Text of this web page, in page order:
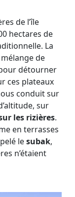
de l’île
hectares de
La
de
détourner
ces plateaux
conduit sur
sur
les rizières.
en terrasses
lesubak,
n’étaient